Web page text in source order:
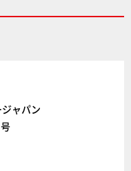
ャパン